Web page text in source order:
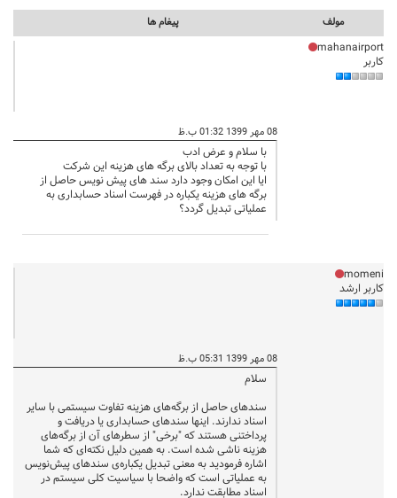
مولف پيغام ها
mahanairport
کاربر
08 مهر 1399 01:32 ب.ظ
با سلام و عرض ادب
با توجه به تعداد بالای برگه های هزینه این شرکت
ایا این امکان وجود دارد سند های پیش نویس حاصل از
برگه های هزینه یکباره در فهرست اسناد حسابداری به
عملیاتی تبدیل گردد؟
momeni
کاربر ارشد
08 مهر 1399 05:31 ب.ظ
سلام
سندهای حاصل از برگه‌های هزینه تفاوت سیستمی با سایر
اسناد ندارند. اینها سندهای حسابداری یا دریافت و
پرداختنی هستند که "برخی" از سطرهای آن از برگه‌های
هزینه ناشی شده است. به همین دلیل نکته‌ای که شما
اشاره فرمودید به معنی تبدیل یکباره‌ی سندهای پیش‌نویس
به عملیاتی است که واضحا با سیاسیت کلی سیستم در
اسناد مطابقت ندارد.